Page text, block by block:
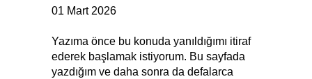
01 Mart 2026
Yazıma önce bu konuda yanıldığımı itiraf
ederek başlamak istiyorum. Bu sayfada
yazdığım ve daha sonra da defalarca